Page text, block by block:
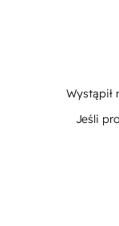
Wystąpił
Jeśli